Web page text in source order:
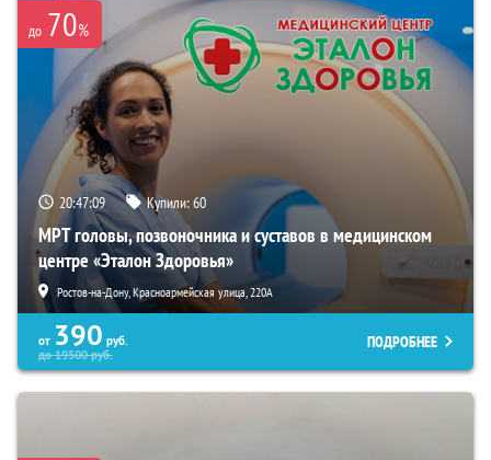
до 70%
20:47:07 Купили:60
МРТ головы, позвоночника и суставов в медицинском
центре «Эталон Здоровья»
Ростов-на-Дону, Красноармейская улица, 220А
от 390 руб.
до19500руб.
ПОДРОБНЕЕ